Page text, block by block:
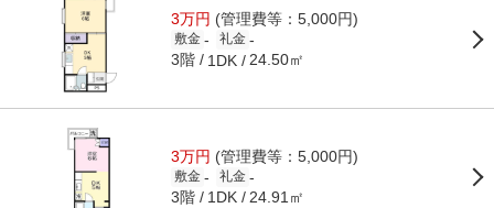
3万円 (管理費等：5,000円)
敷金 - 礼金 -
3階 1DK 24.50㎡
3万円 (管理費等：5,000円)
敷金 - 礼金 -
3階 1DK 24.91㎡